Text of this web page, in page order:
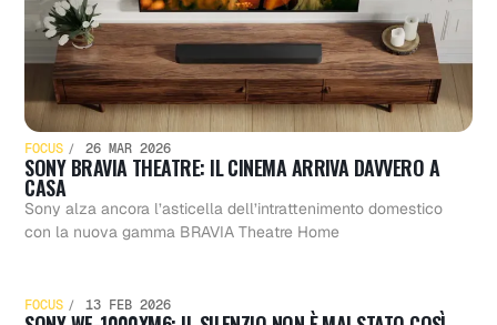
FOCUS 26 MAR 2026
SONY BRAVIA THEATRE: IL CINEMA ARRIVA DAVVERO A
CASA
Sony alza ancora l’asticella dell’intrattenimento domestico
con la nuova gamma BRAVIA Theatre Home
FOCUS 13 FEB 2026